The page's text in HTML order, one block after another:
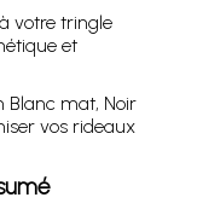
votre tringle
et
Blanc mat, Noir
vos rideaux